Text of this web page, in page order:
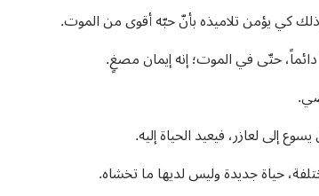
حتّى في الموت؛ إنه إيمان مصغٍ.
إلى لعازر، فيعيد الحياة إليه.
حياة جديدة وليس لديها ما تخشاه.